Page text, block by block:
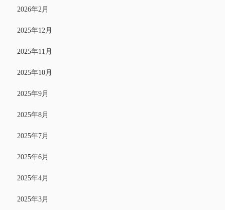
2026年2月
2025年12月
2025年11月
2025年10月
2025年9月
2025年8月
2025年7月
2025年6月
2025年4月
2025年3月